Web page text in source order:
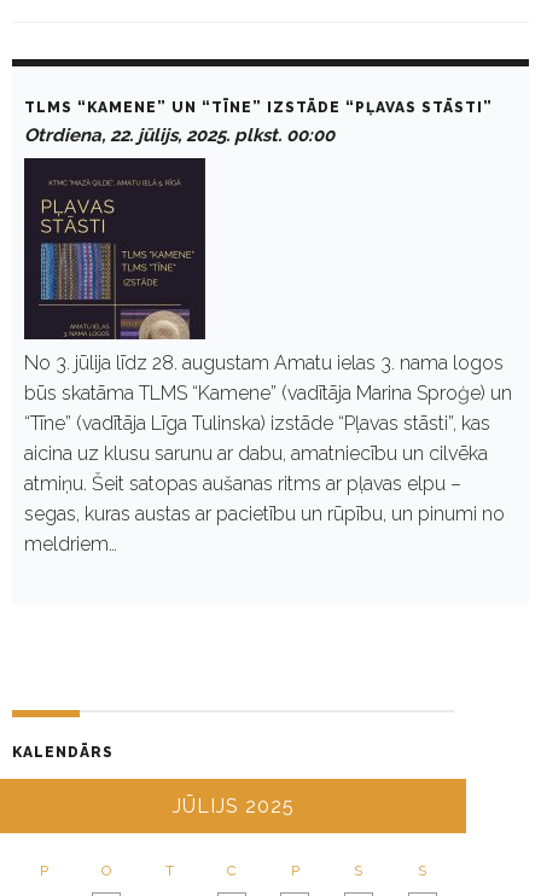
TLMS “KAMENE” UN “TĪNE” IZSTĀDE “PĻAVAS STĀSTI”
Otrdiena, 22. jūlijs, 2025. plkst. 00:00
No 3. jūlija līdz 28. augustam Amatu ielas 3. nama logos
būs skatāma TLMS “Kamene” (vadītāja Marina Sproģe) un
“Tīne” (vadītāja Līga Tulinska) izstāde “Pļavas stāsti”, kas
aicina uz klusu sarunu ar dabu, amatniecību un cilvēka
atmiņu. Šeit satopas aušanas ritms ar pļavas elpu –
segas, kuras austas ar pacietību un rūpību, un pinumi no
meldriem…
KALENDĀRS
JŪLIJS 2025
P O T C P S S